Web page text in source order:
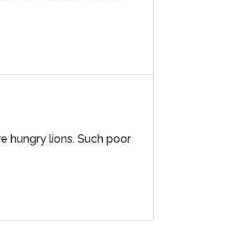
hungry lions. Such poor